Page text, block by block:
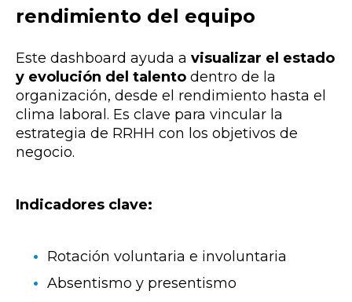
rendimiento del equipo
Este dashboard ayuda a visualizar el estado
y evolución del talento dentro de la
organización, desde el rendimiento hasta el
clima laboral. Es clave para vincular la
estrategia de RRHH con los objetivos de
negocio.
Indicadores clave:
Rotación voluntaria e involuntaria
Absentismo y presentismo